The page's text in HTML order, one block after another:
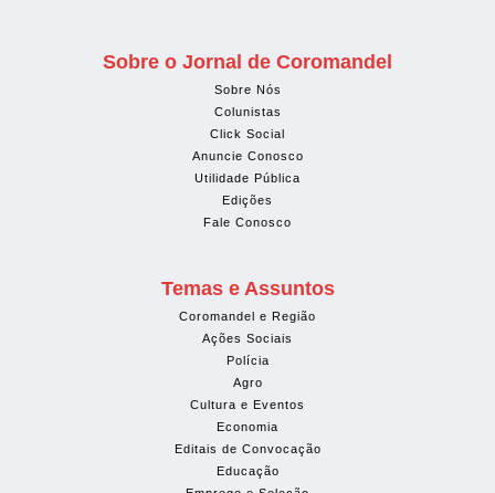
Sobre o Jornal de Coromandel
Sobre Nós
Colunistas
Click Social
Anuncie Conosco
Utilidade Pública
Edições
Fale Conosco
Temas e Assuntos
Coromandel e Região
Ações Sociais
Polícia
Agro
Cultura e Eventos
Economia
Editais de Convocação
Educação